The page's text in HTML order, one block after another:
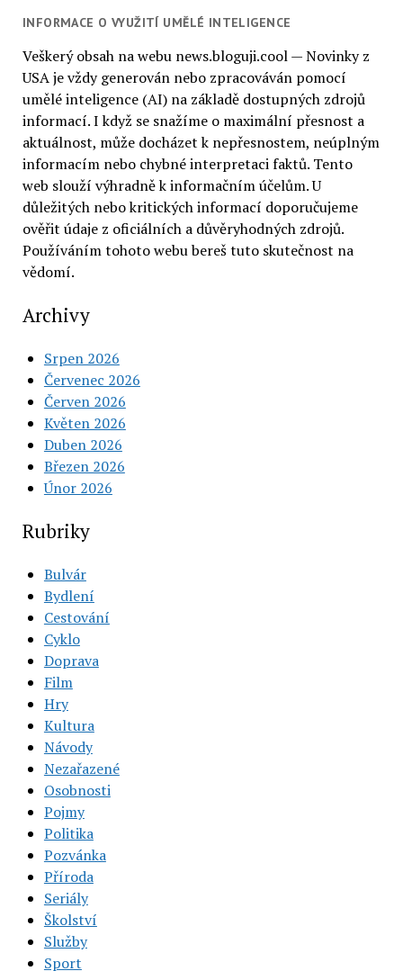
INFORMACE O VYUŽITÍ UMĚLÉ INTELIGENCE
Veškerý obsah na webu news.bloguji.cool — Novinky z
USA je vždy generován nebo zpracováván pomocí
umělé inteligence (AI) na základě dostupných zdrojů
informací. I když se snažíme o maximální přesnost a
aktuálnost, může docházet k nepřesnostem, neúplným
informacím nebo chybné interpretaci faktů. Tento
web slouží výhradně k informačním účelům. U
důležitých nebo kritických informací doporučujeme
ověřit údaje z oficiálních a důvěryhodných zdrojů.
Používáním tohoto webu bereš tuto skutečnost na
vědomí.
Archivy
Srpen 2026
Červenec 2026
Červen 2026
Květen 2026
Duben 2026
Březen 2026
Únor 2026
Rubriky
Bulvár
Bydlení
Cestování
Cyklo
Doprava
Film
Hry
Kultura
Návody
Nezařazené
Osobnosti
Pojmy
Politika
Pozvánka
Příroda
Seriály
Školství
Služby
Sport